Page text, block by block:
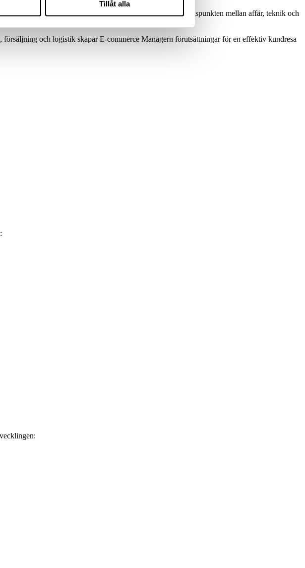
Tillåt alla
data och försäljning. Rollen befinner sig i skärningspunkten mellan affär, teknik och
och logistik skapar E-commerce Managern förutsättningar för en effektiv kundresa